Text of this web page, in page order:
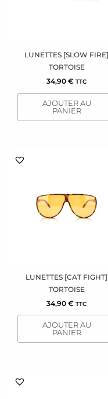
LUNETTES [SLOW FIRE]
TORTOISE
34,90 € TTC
AJOUTER AU
PANIER
LUNETTES [CAT FIGHT]
TORTOISE
34,90 € TTC
AJOUTER AU
PANIER